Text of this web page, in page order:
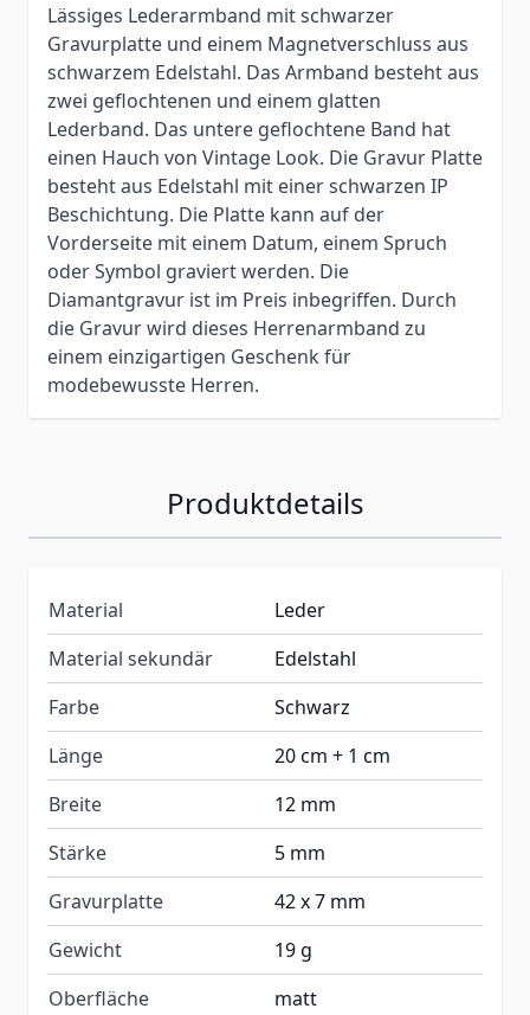
Lässiges Lederarmband mit schwarzer
Gravurplatte und einem Magnetverschluss aus
schwarzem Edelstahl. Das Armband besteht aus
zwei geflochtenen und einem glatten
Lederband. Das untere geflochtene Band hat
einen Hauch von Vintage Look. Die Gravur Platte
besteht aus Edelstahl mit einer schwarzen IP
Beschichtung. Die Platte kann auf der
Vorderseite mit einem Datum, einem Spruch
oder Symbol graviert werden. Die
Diamantgravur ist im Preis inbegriffen. Durch
die Gravur wird dieses Herrenarmband zu
einem einzigartigen Geschenk für
modebewusste Herren.
Produktdetails
Material
Leder
Material sekundär
Edelstahl
Farbe
Schwarz
Länge
20 cm + 1 cm
Breite
12 mm
Stärke
5 mm
Gravurplatte
42 x 7 mm
Gewicht
19 g
Oberfläche
matt